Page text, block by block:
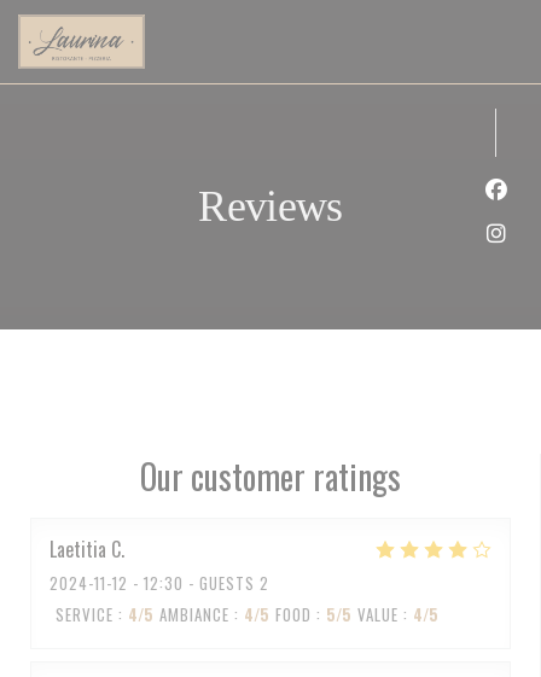
Personalizing your cookie choices
Reviews
Our customer ratings
Laetitia C
2024-11-12 - 12:30 - GUESTS 2
SERVICE : 4/5 AMBIANCE : 4/5 FOOD : 5/5 VALUE : 4/5